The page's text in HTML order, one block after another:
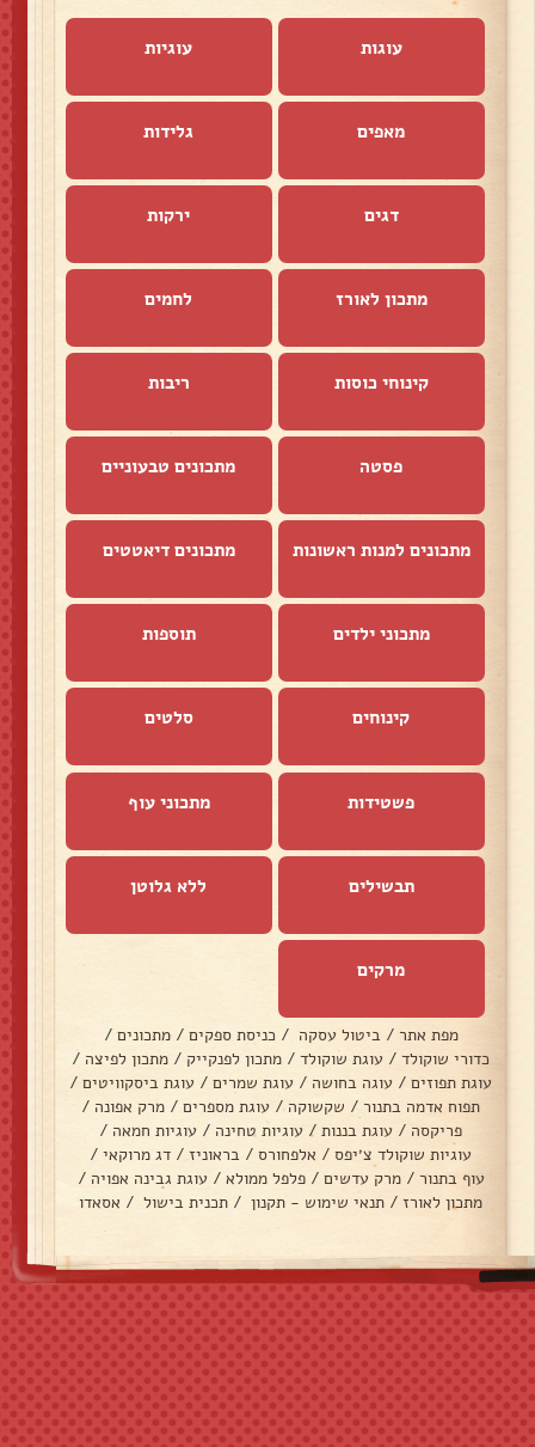
עוגות עוגיות
מאפים גלידות
דגים ירקות
מתכון לאורז לחמים
קינוחי כוסות ריבות
פסטה מתכונים טבעוניים
מתכונים למנות ראשונות מתכונים דיאטטים
מתכוני ילדים תוספות
קינוחים סלטים
פשטידות מתכוני עוף
תבשילים ללא גלוטן
מרקים
מפת אתר / ביטול עסקה / כניסת ספקים / מתכונים /
כדורי שוקולד / עוגת שוקולד / מתכון לפנקייק / מתכון לפיצה /
עוגת תפוזים / עוגה בחושה / עוגת שמרים / עוגת ביסקוויטים /
תפוח אדמה בתנור / שקשוקה / עוגת מספרים / מרק אפונה /
פריקסה / עוגת בננות / עוגיות טחינה / עוגיות חמאה /
עוגיות שוקולד צ׳יפס / אלפחורס / בראוניז / דג מרוקאי /
עוף בתנור / מרק עדשים / פלפל ממולא / עוגת גבינה אפויה /
מתכון לאורז / תנאי שימוש - תקנון / תכנית בישול / אסאדו